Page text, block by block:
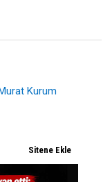
Kurum